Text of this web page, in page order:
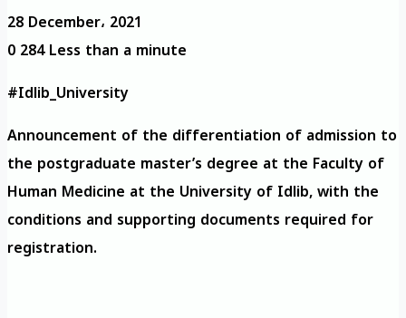
28 December، 2021
0284Less than a minute
#Idlib_University
Announcement of the differentiation of admission to
the postgraduate master’s degree at the Faculty of
Human Medicine at the University of Idlib, with the
conditions and supporting documents required for
registration.